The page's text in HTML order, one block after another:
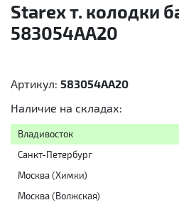
Starex т. колодки
583054AA20
Артикул: 583054AA20
Наличие на складах:
Владивосток
Санкт-Петербург
Москва (Химки)
Москва (Волжская)